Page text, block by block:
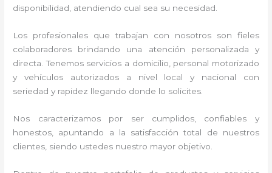
disponibilidad, atendiendo cual sea su necesidad.
Los profesionales que trabajan con nosotros son fieles
colaboradores brindando una atención personalizada y
directa.Tenemos servicios a domicilio, personal motorizado
y vehículos autorizados a nivel local y nacional con
seriedad y rapidez llegando donde lo solicites.
Nos caracterizamos por ser cumplidos, confiables y
honestos, apuntando a la satisfacción total de nuestros
clientes, siendo ustedes nuestro mayor objetivo.